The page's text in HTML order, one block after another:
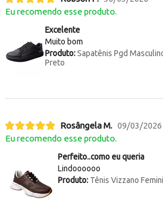
Eu recomendo esse produto.
Excelente
Muito bom
Produto:Sapatênis Pgd
Preto
Rosângela M. 09/03/2026
Eu recomendo esse produto.
Perfeito..como eu queria
Lindoooooo
Produto:Tênis Vizzano